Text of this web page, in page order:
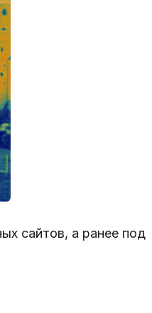
сайтов, а ранее под